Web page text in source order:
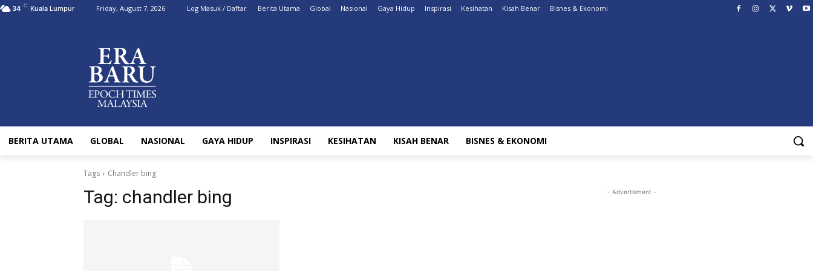
34 C Kuala Lumpur Friday, August 7, 2026 Log Masuk / Daftar Berita Utama Global Nasional Gaya Hidup Inspirasi Kesihatan Kisah Benar Bisnes & Ekonomi
BERITA UTAMA GLOBAL NASIONAL GAYA HIDUP INSPIRASI KESIHATAN KISAH BENAR BISNES & EKONOMI
Tags Chandler bing
Tag: chandler bing - Advertisment -